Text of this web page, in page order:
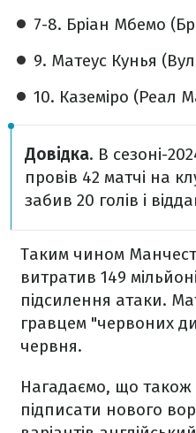
7-8. Бріан Мбемо
9. Матеус Кунья
10. Каземіро (Реал
Довідка. В сезоні-
провів 42 матчі на
забив 20 голів і
Таким чином
витратив 149
підсилення атаки.
гравцем "червоних
червня.
Нагадаємо, що також
підписати нового